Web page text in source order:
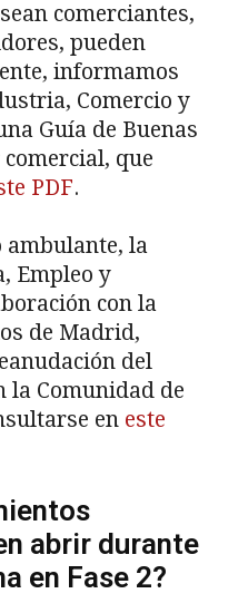
comerciantes,
pueden
informamos
Comercio y
Guía de Buenas
que
PDF.
ambulante, la
Empleo y
con la
de Madrid,
del
la Comunidad de
en este
abrir durante
en Fase 2?